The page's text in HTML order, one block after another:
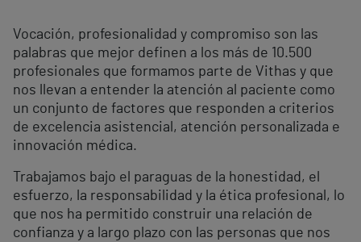
Vocación, profesionalidad y compromiso son las
palabras que mejor definen a los más de 10.500
profesionales que formamos parte de Vithas y que
nos llevan a entender la atención al paciente como
un conjunto de factores que responden a criterios
de excelencia asistencial, atención personalizada e
innovación médica.
Trabajamos bajo el paraguas de la honestidad, el
esfuerzo, la responsabilidad y la ética profesional, lo
que nos ha permitido construir una relación de
confianza y a largo plazo con las personas que nos